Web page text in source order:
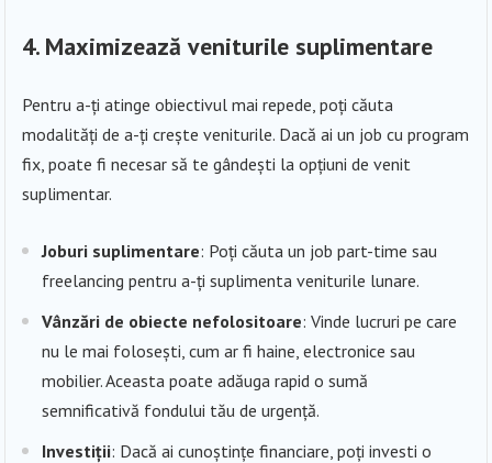
4. Maximizează veniturile suplimentare
Pentru a-ți atinge obiectivul mai repede, poți căuta
modalități de a-ți crește veniturile. Dacă ai un job cu program
fix, poate fi necesar să te gândești la opțiuni de venit
suplimentar.
Joburi suplimentare: Poți căuta un job part-time sau
freelancing pentru a-ți suplimenta veniturile lunare.
Vânzări de obiecte nefolositoare: Vinde lucruri pe care
nu le mai folosești, cum ar fi haine, electronice sau
mobilier. Aceasta poate adăuga rapid o sumă
semnificativă fondului tău de urgență.
Investiții: Dacă ai cunoștințe financiare, poți investi o